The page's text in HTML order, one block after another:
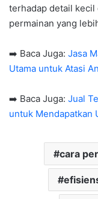
terhadap detail kecil
permainan yang
➡️ Baca Juga: Jasa
Utama untuk Atasi
➡️ Baca Juga: Jual
untuk Mendapatkan
cara